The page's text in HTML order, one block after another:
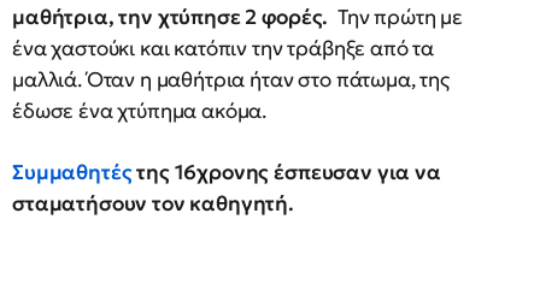
μαθήτρια, την χτύπησε 2 φορές. Την πρώτη με
ένα χαστούκι και κατόπιν την τράβηξε από τα
μαλλιά. Όταν η μαθήτρια ήταν στο πάτωμα, της
έδωσε ένα χτύπημα ακόμα.
Συμμαθητέςτης 16χρονης έσπευσαν για να
σταματήσουν τον καθηγητή.